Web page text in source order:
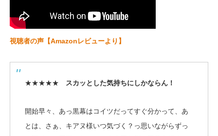
視聴者の声【Amazonレビューより】
★★★★★ スカッとした気持ちにしかならん！
開始早々、あっ黒幕はコイツだってすぐ分かって、あ
とは、さぁ、キアヌ様いつ気づく？っ思いながらずっ